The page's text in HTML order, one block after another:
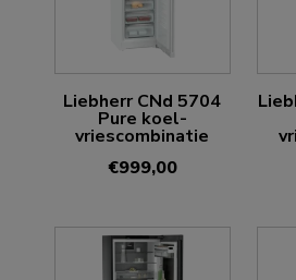
Liebherr CNd 5704
Pure koel-
vriescombinatie
€999,00